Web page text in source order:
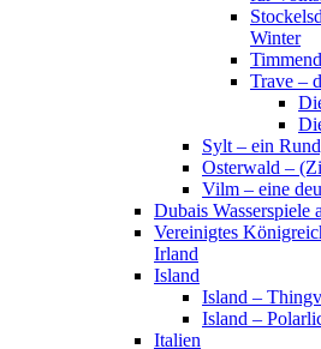
Winter
Trave –
Sylt – ein
Osterwald –
Vilm – eine
Dubais Wasserspiele
Vereinigtes
Irland
Island
Island –
Island –
Italien